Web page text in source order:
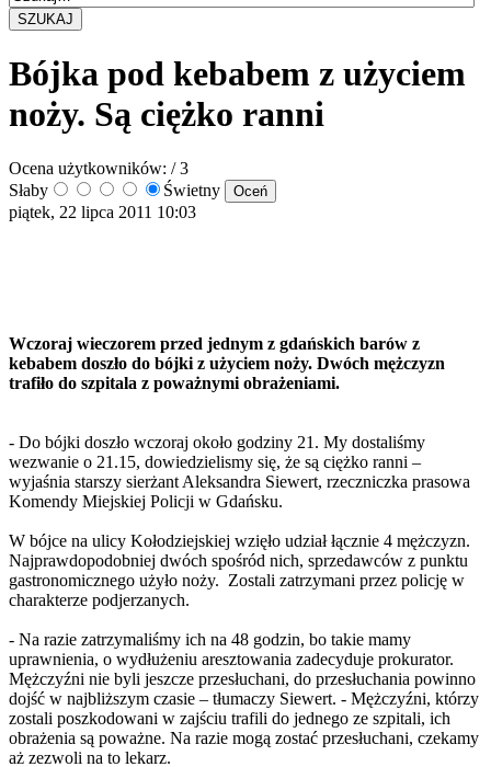
SZUKAJ
Bójka pod kebabem z użyciem
noży. Są ciężko ranni
Ocena użytkowników: / 3
Słaby
Świetny
piątek, 22 lipca 2011 10:03
Wczoraj wieczorem przed jednym z gdańskich barów z
kebabem doszło do bójki z użyciem noży. Dwóch mężczyzn
trafiło do szpitala z poważnymi obrażeniami.
- Do bójki doszło wczoraj około godziny 21. My dostaliśmy
wezwanie o 21.15, dowiedzielismy się, że są ciężko ranni –
wyjaśnia starszy sierżant Aleksandra Siewert, rzeczniczka prasowa
Komendy Miejskiej Policji w Gdańsku.
W bójce na ulicy Kołodziejskiej wzięło udział łącznie 4 mężczyzn.
Najprawdopodobniej dwóch spośród nich, sprzedawców z punktu
gastronomicznego użyło noży. Zostali zatrzymani przez policję w
charakterze podjerzanych.
- Na razie zatrzymaliśmy ich na 48 godzin, bo takie mamy
uprawnienia, o wydłużeniu aresztowania zadecyduje prokurator.
Mężczyźni nie byli jeszcze przesłuchani, do przesłuchania powinno
dojść w najbliższym czasie – tłumaczy Siewert. - Mężczyźni, którzy
zostali poszkodowani w zajściu trafili do jednego ze szpitali, ich
obrażenia są poważne. Na razie mogą zostać przesłuchani, czekamy
aż zezwoli na to lekarz.